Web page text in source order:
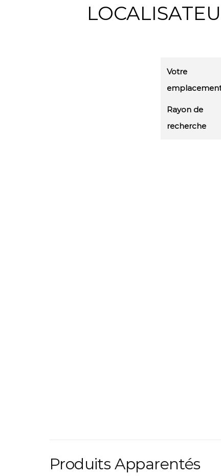
Votre
Rayon de
recherche
Produits Apparentés